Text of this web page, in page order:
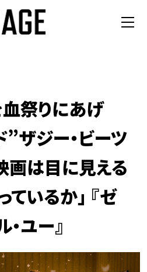
祭りにあげ
ザジー・ビーツ
画は目に見える
いるか」 『ゼ
・ユー』